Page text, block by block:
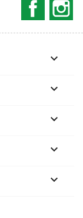




